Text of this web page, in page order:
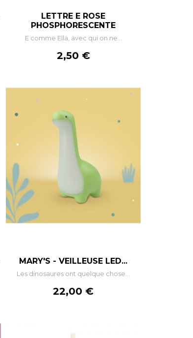
LETTRE E ROSE
PHOSPHORESCENTE
E comme Ella, avec qui on ne...
Prix
2,50 €
– +
MARY'S - VEILLEUSE LED...
Les dinosaures ont quelque chose...
Prix
22,00 €
– +